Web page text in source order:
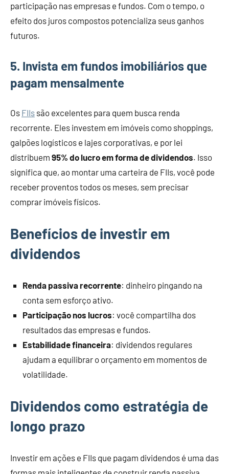
participação nas empresas e fundos. Com o tempo, o
efeito dos juros compostos potencializa seus ganhos
futuros.
5. Invista em fundos imobiliários que
pagam mensalmente
Os FIIs são excelentes para quem busca renda
recorrente. Eles investem em imóveis como shoppings,
galpões logísticos e lajes corporativas, e por lei
distribuem 95% do lucro em forma de dividendos. Isso
significa que, ao montar uma carteira de FIIs, você pode
receber proventos todos os meses, sem precisar
comprar imóveis físicos.
Benefícios de investir em
dividendos
Renda passiva recorrente: dinheiro pingando na
conta sem esforço ativo.
Participação nos lucros: você compartilha dos
resultados das empresas e fundos.
Estabilidade financeira: dividendos regulares
ajudam a equilibrar o orçamento em momentos de
volatilidade.
Dividendos como estratégia de
longo prazo
Investir em ações e FIIs que pagam dividendos é uma das